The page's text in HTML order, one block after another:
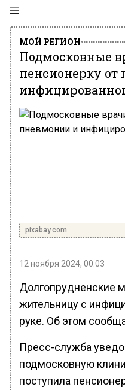
МОЙ РЕГИОН
Подмосковные
пенсионерку
pixabay.com
12 ноября 2024, 00:03
Долгопрудненские
жительницу с
руке. Об этом
Пресс-служба
подмосковную
поступила